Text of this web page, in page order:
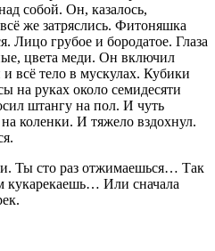
собой. Он, казалось,
же затряслись. Фитоняшка
Лицо грубое и бородатое. Глаза
цвета меди. Он включил
всё тело в мускулах. Кубики
на руках около семидесяти
штангу на пол. И чуть
коленки. И тяжело вздохнул.
Ты сто раз отжимаешься… Так
Или сначала